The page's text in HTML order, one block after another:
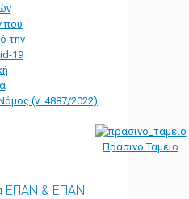
που
την
19
(ν. 4887/2022)
Πράσινο Ταμείο
ΕΠΑΝ & ΕΠΑΝ ΙΙ